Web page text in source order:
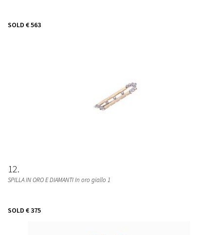
SOLD € 563
12
SPILLA IN ORO E DIAMANTI In oro giallo 1
SOLD € 375